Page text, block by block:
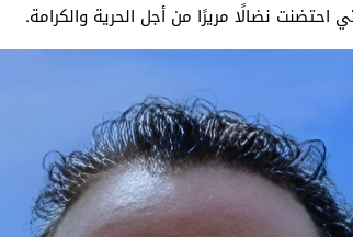
احتضنت نضالًا مريرًا من أجل الحرية والكرامة.